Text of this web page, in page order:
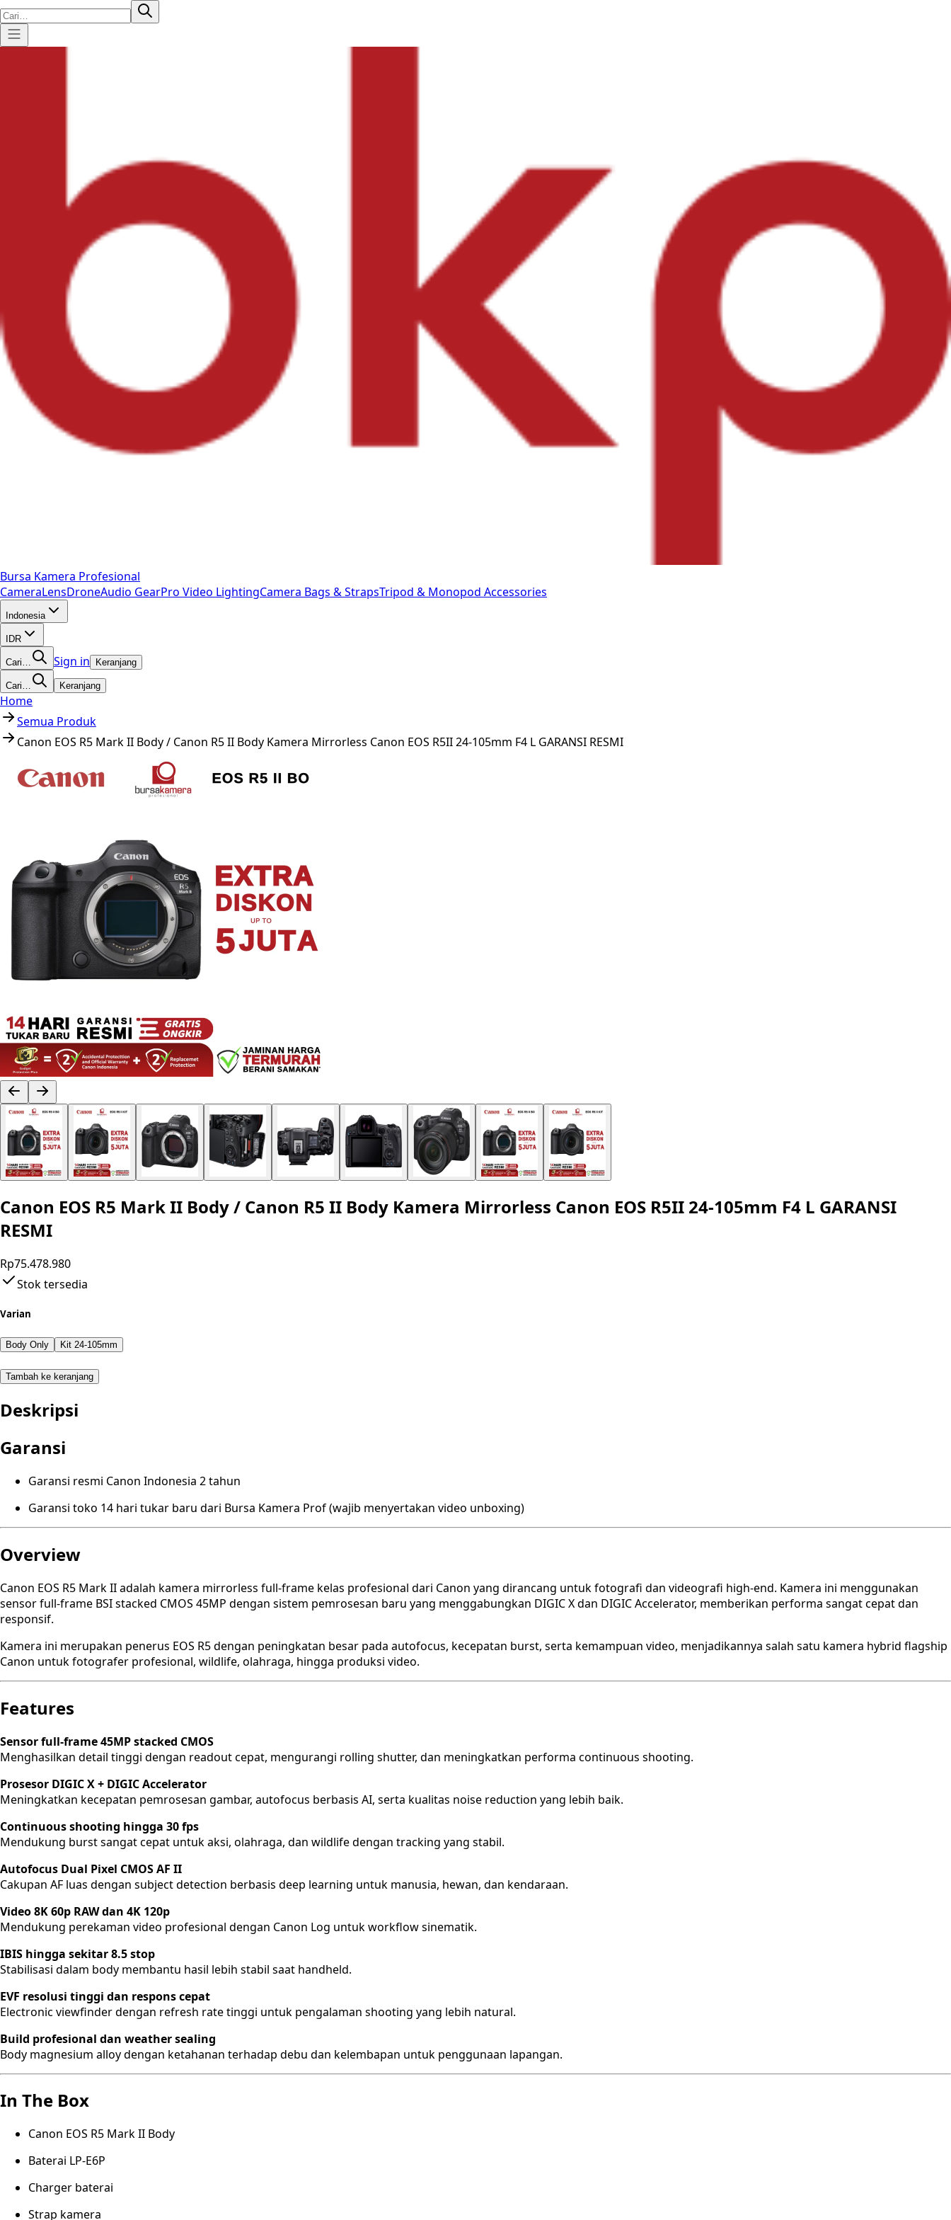
Bursa Kamera Profesional
CameraLensDroneAudio GearPro Video LightingCamera Bags & StrapsTripod & Monopod Accessories
Indonesia
IDR
Cari… Sign in Keranjang
Cari… Keranjang
Home
Semua Produk
Canon EOS R5 Mark II Body / Canon R5 II Body Kamera Mirrorless Canon EOS R5II 24-105mm F4 L GARANSI RESMI
Canon EOS R5 Mark II Body / Canon R5 II Body Kamera Mirrorless Canon EOS R5II 24-105mm F4 L GARANSI
RESMI
Rp75.478.980
Stok tersedia
Varian
Body Only Kit 24-105mm
Tambah ke keranjang
Deskripsi
Garansi
Garansi resmi Canon Indonesia 2 tahun
Garansi toko 14 hari tukar baru dari Bursa Kamera Prof (wajib menyertakan video unboxing)
Overview
Canon EOS R5 Mark II adalah kamera mirrorless full-frame kelas profesional dari Canon yang dirancang untuk fotografi dan videografi high-end. Kamera ini menggunakan
sensor full-frame BSI stacked CMOS 45MP dengan sistem pemrosesan baru yang menggabungkan DIGIC X dan DIGIC Accelerator, memberikan performa sangat cepat dan
responsif.
Kamera ini merupakan penerus EOS R5 dengan peningkatan besar pada autofocus, kecepatan burst, serta kemampuan video, menjadikannya salah satu kamera hybrid flagship
Canon untuk fotografer profesional, wildlife, olahraga, hingga produksi video.
Features
Sensor full-frame 45MP stacked CMOS
Menghasilkan detail tinggi dengan readout cepat, mengurangi rolling shutter, dan meningkatkan performa continuous shooting.
Prosesor DIGIC X + DIGIC Accelerator
Meningkatkan kecepatan pemrosesan gambar, autofocus berbasis AI, serta kualitas noise reduction yang lebih baik.
Continuous shooting hingga 30 fps
Mendukung burst sangat cepat untuk aksi, olahraga, dan wildlife dengan tracking yang stabil.
Autofocus Dual Pixel CMOS AF II
Cakupan AF luas dengan subject detection berbasis deep learning untuk manusia, hewan, dan kendaraan.
Video 8K 60p RAW dan 4K 120p
Mendukung perekaman video profesional dengan Canon Log untuk workflow sinematik.
IBIS hingga sekitar 8.5 stop
Stabilisasi dalam body membantu hasil lebih stabil saat handheld.
EVF resolusi tinggi dan respons cepat
Electronic viewfinder dengan refresh rate tinggi untuk pengalaman shooting yang lebih natural.
Build profesional dan weather sealing
Body magnesium alloy dengan ketahanan terhadap debu dan kelembapan untuk penggunaan lapangan.
In The Box
Canon EOS R5 Mark II Body
Baterai LP-E6P
Charger baterai
Strap kamera